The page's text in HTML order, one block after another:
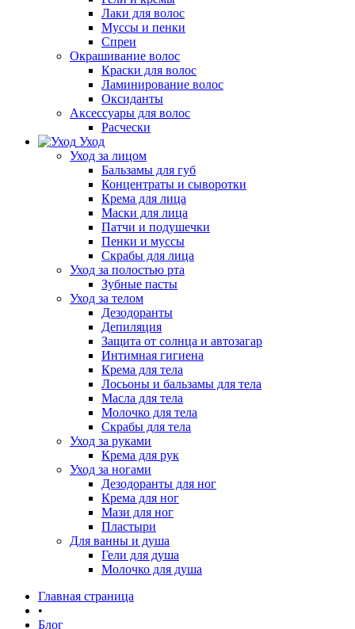
Лаки для волос
Муссы и пенки
Спреи
Окрашивание волос
Краски для волос
Ламинирование волос
Оксиданты
Аксессуары для волос
Расчески
Уход
Уход за лицом
Бальзамы для губ
Концентраты и сыворотки
Крема для лица
Маски для лица
Патчи и подушечки
Пенки и муссы
Скрабы для лица
Уход за полостью рта
Зубные пасты
Уход за телом
Дезодоранты
Депиляция
Защита от солнца и автозагар
Интимная гигиена
Крема для тела
Лосьоны и бальзамы для тела
Масла для тела
Молочко для тела
Скрабы для тела
Уход за руками
Крема для рук
Уход за ногами
Дезодоранты для ног
Крема для ног
Мази для ног
Пластыри
Для ванны и душа
Гели для душа
Молочко для душа
Главная страница
•
Блог